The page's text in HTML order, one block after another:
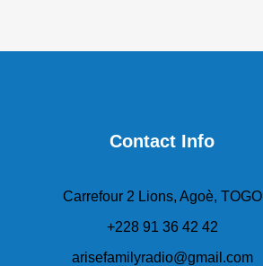
Contact Info
Carrefour 2 Lions, Agoè, TOGO
+228 91 36 42 42
arisefamilyradio@gmail.com